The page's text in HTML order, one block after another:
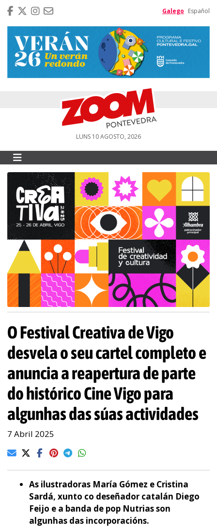
Galego Español
LUNS 10 AGOSTO, 2026
O Festival Creativa de Vigo
desvela o seu cartel completo e
anuncia a reapertura de parte
do histórico Cine Vigo para
algunhas das súas actividades
7 Abril 2025
As ilustradoras María Gómez e Cristina
Sardá, xunto co deseñador catalán Diego
Feijo e a banda de pop Nutrias son
algunhas das incorporacións.